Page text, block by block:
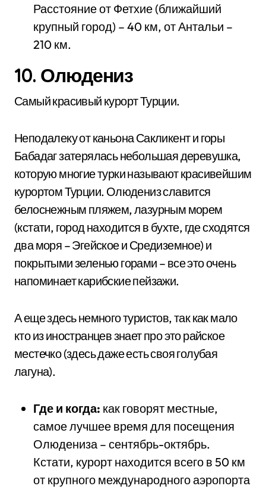
Расстояние от Фетхие (ближайший
крупный город) – 40 км, от Антальи –
210 км.
10. Олюдениз
Самый красивый курорт Турции.
Неподалеку от каньона Сакликент и горы
Бабадаг затерялась небольшая деревушка,
которую многие турки называют красивейшим
курортом Турции. Олюдениз славится
белоснежным пляжем, лазурным морем
(кстати, город находится в бухте, где сходятся
два моря – Эгейское и Средиземное) и
покрытыми зеленью горами – все это очень
напоминает карибские пейзажи.
А еще здесь немного туристов, так как мало
кто из иностранцев знает про это райское
местечко (здесь даже есть своя голубая
лагуна).
Где и когда: как говорят местные,
самое лучшее время для посещения
Олюдениза – сентябрь-октябрь.
Кстати, курорт находится всего в 50 км
от крупного международного аэропорта